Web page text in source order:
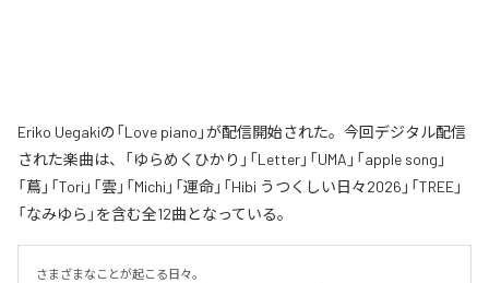
Eriko Uegakiの「Love piano」が配信開始された。今回デジタル配信
された楽曲は、「ゆらめくひかり」「Letter」「UMA」「apple song」
「蔦」「Tori」「雲」「Michi」「運命」「Hibi うつくしい日々2026」「TREE」
「なみゆら」を含む全12曲となっている。
さまざまなことが起こる日々。